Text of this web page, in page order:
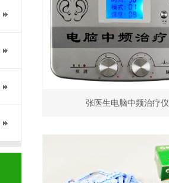
张医生电脑中频治疗仪